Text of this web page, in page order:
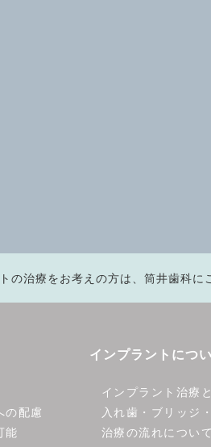
の治療をお考えの方は、筒井歯科に
の配慮
能
インプラントにつ
インプラント治療
入れ歯・ブリッジ
治療の流れについて